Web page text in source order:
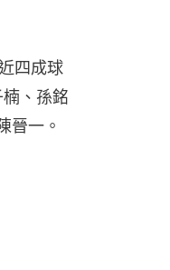
四成球
、孫銘
晉一。